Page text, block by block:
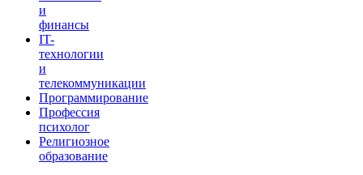
и
финансы
IT-
технологии
и
телекоммуникации
Программирование
Профессия
психолог
Религиозное
образование